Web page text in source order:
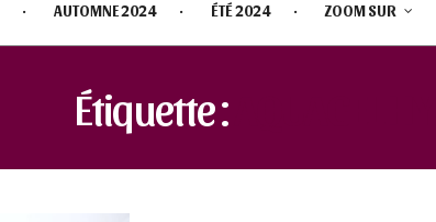
AUTOMNE 2024 ÉTÉ 2024 ZOOM SUR
Étiquette :